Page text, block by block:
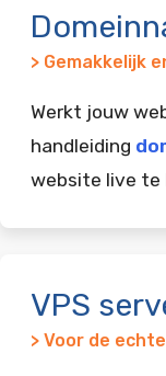
> Gemakkelijk
Werkt jouw
handleiding
website live te
VPS
> Voor de